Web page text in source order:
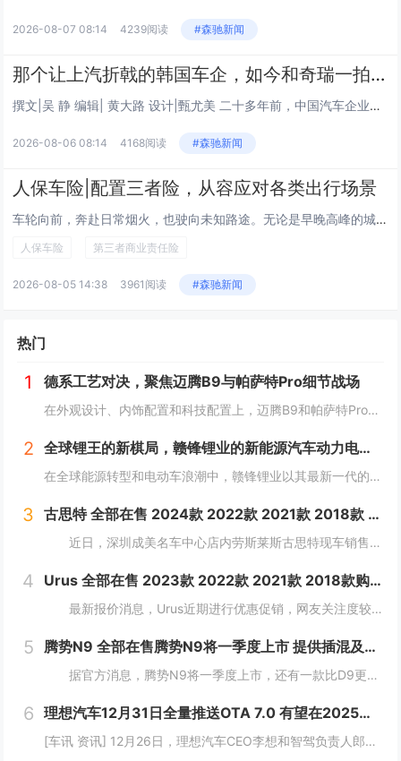
2026-08-07 08:14 4239阅读 #森驰新闻
那个让上汽折戟的韩国车企，如今和奇瑞一拍即合
撰文|吴 静 编辑| 黄大路 设计|甄尤美 二十多年前，中国汽车企业第一次深度介入韩国双龙汽车时，带去的主要是...
2026-08-06 08:14 4168阅读 #森驰新闻
人保车险|配置三者险，从容应对各类出行场景
车轮向前，奔赴日常烟火，也驶向未知路途。无论是早晚高峰的城市通勤，节假日奔赴远方的自驾旅途，穿行街巷的短途出行，还是驰骋...
人保车险 第三者商业责任险
2026-08-05 14:38 3961阅读 #森驰新闻
热门
1 德系工艺对决，聚焦迈腾B9与帕萨特Pro细节战场
在外观设计、内饰配置和科技配置上，迈腾B9和帕萨特Pro都有着一定的拥趸。作为B级车产品，两款车紧贴消费者需求，在同级别车型中都是性能翘楚。那么，该怎么选择呢？本文将对以上方面进行详细对比，为车友们提供选择建议。 风...
2 全球锂王的新棋局，赣锋锂业的新能源汽车动力电池革命
在全球能源转型和电动车浪潮中，赣锋锂业以其最新一代的动力电池产品——锋行电池，为市场带来了革新性的技术突破。这款高性能电芯不仅在能量密度、成组效率等关键性能指标上超越了行业标准，而且在安全性和环境适应性方面也设立了新的行业标杆。...
3 古思特 全部在售 2024款 2022款 2021款 2018款 2016款 2015款深圳成美名车中心劳斯莱斯古思特限时优惠 目前503万元起售
近日，深圳成美名车中心店内劳斯莱斯古思特现车销售，颜色可选，感兴趣的朋友可以到店咨询购买，详情见下表：...
4 Urus 全部在售 2023款 2022款 2021款 2018款购Urus享5.4万优惠 欢迎到店试驾
最新报价消息，Urus近期进行优惠促销，网友关注度较高，对Urus这款车型有兴趣的网友，可参考以下报价：...
5 腾势N9 全部在售腾势N9将一季度上市 提供插混及纯电版
据官方消息，腾势N9将一季度上市，还有一款比D9更大更强MPV将推出。新车定位大型旗舰SUV，将搭载易三方。 &nb...
6 理想汽车12月31日全量推送OTA 7.0 有望在2025年实现L3级自动驾驶
[车讯 资讯] 12月26日，理想汽车CEO李想和智驾负责人郎咸朋在直播中讲解了理想汽车在智驾方面的发展动向。理想汽车将在12月31日全量推送OTA 7.0给AD Max用户。按照理想现在的端到端+VLM体系继续迭代，有望在2025...